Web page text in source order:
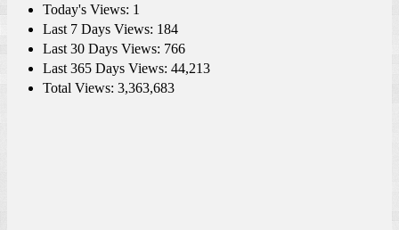
Today's Views: 1
Last 7 Days Views: 184
Last 30 Days Views: 766
Last 365 Days Views: 44,213
Total Views: 3,363,683